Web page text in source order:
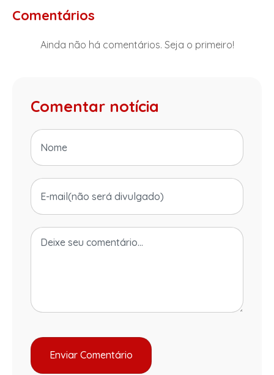
Comentários
Ainda não há comentários. Seja o primeiro!
Comentar notícia